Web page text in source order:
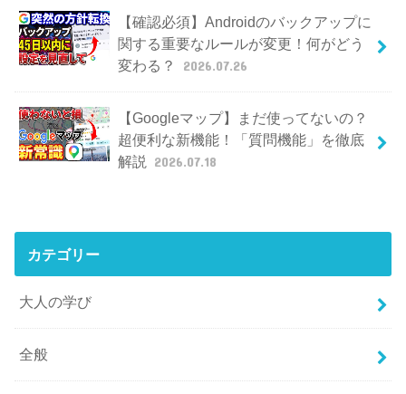
【確認必須】Androidのバックアップに
関する重要なルールが変更！何がどう
変わる？
2026.07.26
【Googleマップ】まだ使ってないの？
超便利な新機能！「質問機能」を徹底
解説
2026.07.18
カテゴリー
大人の学び
全般